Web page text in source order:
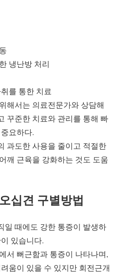
냉난방 처리
를 통한 치료
해서는 의료전문가와 상담해
꾸준한 치료와 관리를 통해 빠
요하다.
과도한 사용을 줄이고 적절한
깨 근육을 강화하는 것도 도움
십견 구별방법
일 때에도 강한 통증이 발생하
있습니다.
서 뻐근함과 통증이 나타나며,
움이 있을 수 있지만 회전근개